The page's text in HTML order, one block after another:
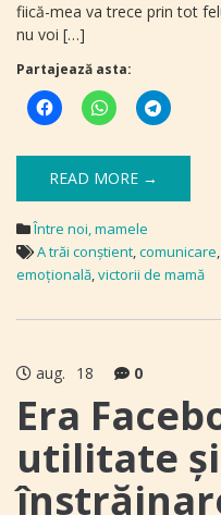
fiică-mea va trece prin tot
nu voi […]
Partajează asta:
READ MORE →
Între noi, mamele
A trăi conștient,comunicare,
emoţională,victorii de mamă
aug. 18 0
Era
utilitate